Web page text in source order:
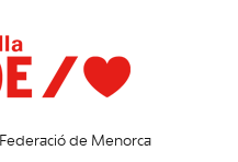
Federació de Menorca